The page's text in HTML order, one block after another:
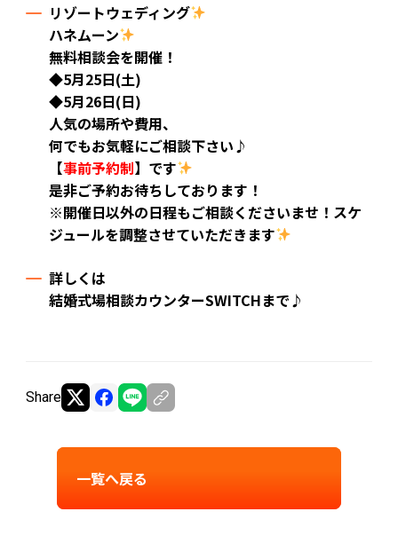
リゾートウェディング
ハネムーン
無料相談会を開催！
◆5月25日(土)
◆5月26日(日)
人気の場所や費用、
何でもお気軽にご相談下さい♪
【事前予約制】です
是非ご予約お待ちしております！
※開催日以外の日程もご相談くださいませ！スケ
ジュールを調整させていただきます
詳しくは
結婚式場相談カウンターSWITCHまで♪
Share
一覧へ戻る